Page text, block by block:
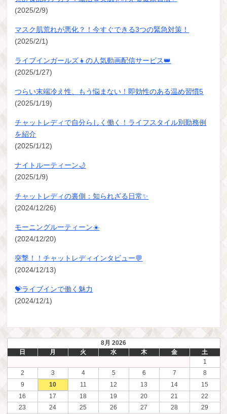
(2025/2/9)
マスク肌荒れが悪化？！今すぐできる3つの緊急対策！
(2025/2/1)
ライブインガールズ👧の人気動画配信サービス👑
(2025/1/27)
つらい末端冷え性、もう悩まない！即効性のある温め習慣5
(2025/1/19)
チャットレディで自分らしく働く！ライフスタイル別勤務例
を紹介
(2025/1/12)
ナイトルーティーン🌙
(2025/1/9)
チャットレディの裏側：知られざる日常✨
(2024/12/26)
モーニングルーティーン☀️
(2024/12/20)
突撃！！チャットレディインタビュー💬
(2024/12/13)
💝ライブインで働く魅力
(2024/12/1)
8月 2026
日
月 火 水 木 金 土
1
2
3 4 5 6 7
8
9
10 11 12 13 14
15
16
17 18 19 20 21
22
23
24 25 26 27 28
29